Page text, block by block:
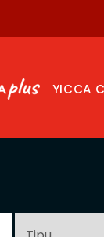
YICCA